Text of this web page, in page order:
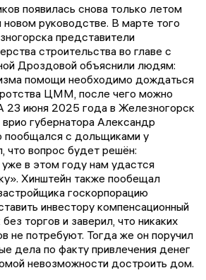
появилась снова только летом
руководстве. В марте того
представители
строительства во главе с
Дроздовой объяснили людям:
помощи необходимо дождаться
ЦММ, после чего можно
23 июня 2025 года в Железногорск
губернатора Александр
пообщался с дольщиками у
что вопрос будет решён:
в этом году нам удастся
Хинштейн также пообещал
госкорпорацию
инвестору компенсационный
торгов и заверил, что никаких
не потребуют. Тогда же он поручил
дела по факту привлечения денег
невозможности достроить дом.